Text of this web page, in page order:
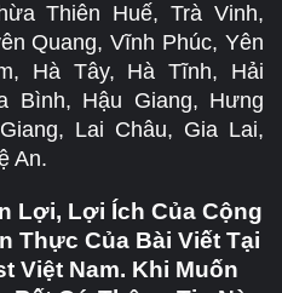
Thiên Huế, Trà Vinh,
Quang, Vĩnh Phúc, Yên
Hà Tây, Hà Tĩnh, Hải
Bình, Hậu Giang, Hưng
Lai Châu, Gia Lai,
An.
Lợi, Lợi Ích Của Cộng
Thực Của Bài Viết Tại
Việt Nam. Khi Muốn